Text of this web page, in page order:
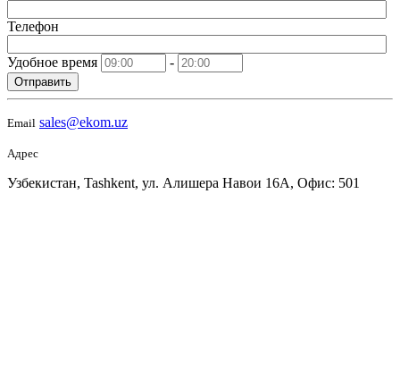
Телефон
Удобное время -
Отправить
Email sales@ekom.uz
Адрес
Узбекистан, Tashkent, ул. Алишера Навои 16А, Офис: 501